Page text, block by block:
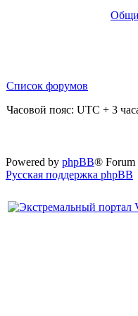
Список форумов
Часовой пояс: UTC + 3
Powered by phpBB® Forum
Русская поддержка phpBB